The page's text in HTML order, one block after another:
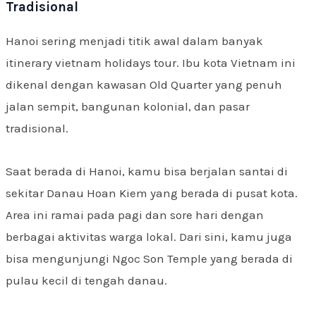
Tradisional
Hanoi sering menjadi titik awal dalam banyak
itinerary vietnam holidays tour. Ibu kota Vietnam ini
dikenal dengan kawasan Old Quarter yang penuh
jalan sempit, bangunan kolonial, dan pasar
tradisional.
Saat berada di Hanoi, kamu bisa berjalan santai di
sekitar Danau Hoan Kiem yang berada di pusat kota.
Area ini ramai pada pagi dan sore hari dengan
berbagai aktivitas warga lokal. Dari sini, kamu juga
bisa mengunjungi Ngoc Son Temple yang berada di
pulau kecil di tengah danau.